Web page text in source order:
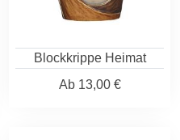
Blockkrippe Heimat
Ab13,00 €